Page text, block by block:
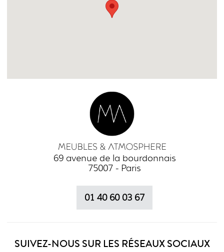
69 avenue de la bourdonnais
75007 - Paris
01 40 60 03 67
SUIVEZ-NOUS SUR LES RÉSEAUX SOCIAUX